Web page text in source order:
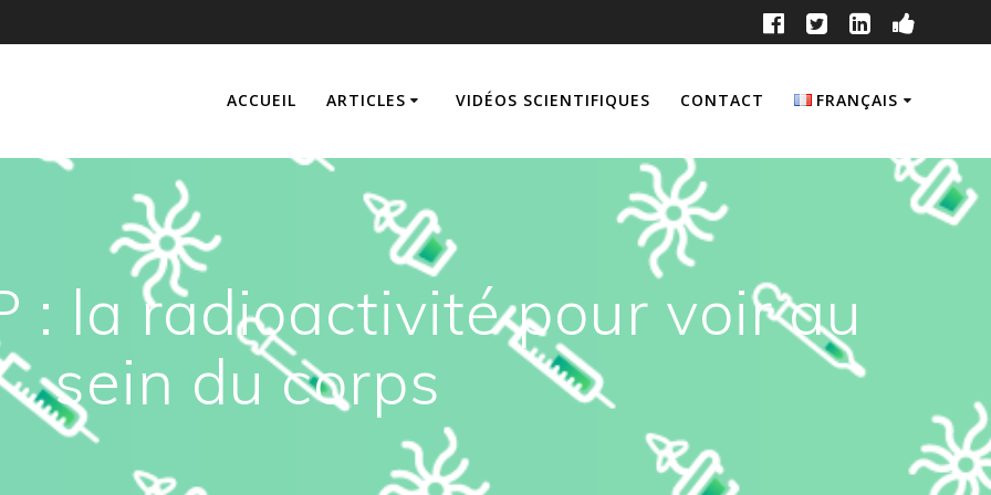
ACCUEIL ARTICLES VIDÉOS SCIENTIFIQUES CONTACT FRANÇAIS
: la radioactivité pour voir au
sein du corps